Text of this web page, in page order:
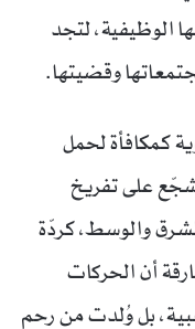
الوظيفية، لتجد
وقضيتها.
كمكافأة لحمل
على تفريخ
والوسط، كردّة
أن الحركات
بل وُلدت من رحم